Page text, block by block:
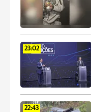
23:02
22:43